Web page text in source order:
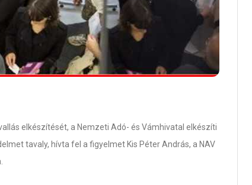
elkészítését, a Nemzeti Adó- és Vámhivatal elkészíti
tavaly, hívta fel a figyelmet Kis Péter András, a NAV